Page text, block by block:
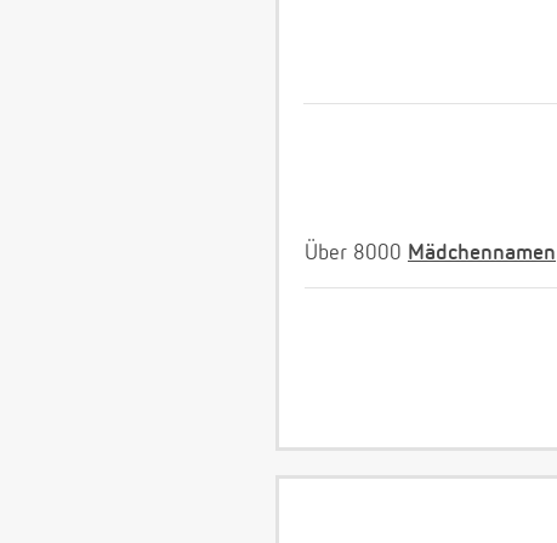
Über 8000 Mädchennamen